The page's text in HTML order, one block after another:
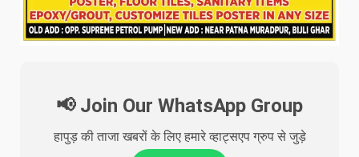
📢 Join Our WhatsApp Group
हापुड़ की ताजा खबरों के लिए हमारे व्हाट्सएप ग्रुप से जुड़े